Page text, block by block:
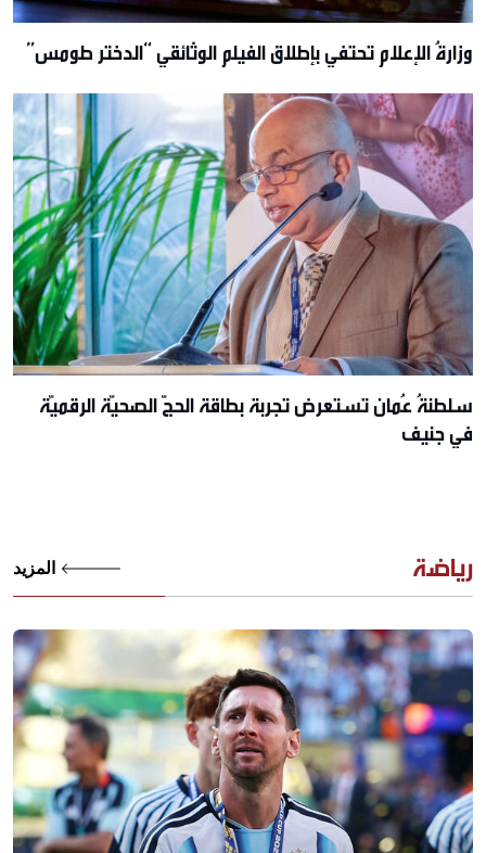
وزارةُ الإعلام تحتفي بإطلاق الفيلم الوثائقي “الدختر طومس”
سلطنةُ عُمان تستعرض تجربة بطاقة الحجّ الصحيّة الرقميّة
في جنيف
رياضة المزيد